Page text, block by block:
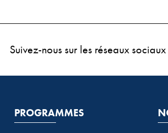
Suivez-nous sur les réseaux sociaux
PROGRAMMES